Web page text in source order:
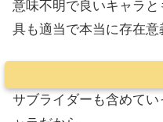
意味不明で良いキャラ
具も適当で本当に存在
サブライダーも含めて